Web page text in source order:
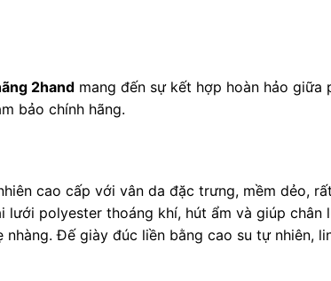
2hand mang đến sự kết hợp hoàn hảo
bảo chính hãng.
cao cấp với vân da đặc trưng, mềm dẻo,
polyester thoáng khí, hút ẩm và giúp chân
Đế giày đúc liền bằng cao su tự nhiên,